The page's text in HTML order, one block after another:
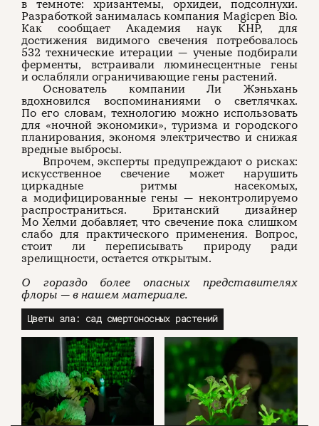
в темноте: хризантемы, орхидеи, подсолнухи.
Разработкой занималась компания Magicpen Bio.
Как сообщает Академия наук КНР, для
достижения видимого свечения потребовалось
532 технические итерации — ученые подбирали
ферменты, встраивали люминесцентные гены
и ослабляли ограничивающие гены растений.
Основатель компании Ли Жэньхань
вдохновился воспоминаниями о светлячках.
По его словам, технологию можно использовать
для «ночной экономики», туризма и городского
планирования, экономя электричество и снижая
вредные выбросы.
Впрочем, эксперты предупреждают о рисках:
искусственное свечение может нарушить
циркадные ритмы насекомых,
а модифицированные гены — неконтролируемо
распространиться. Британский дизайнер
Мо Хелми добавляет, что свечение пока слишком
слабо для практического применения. Вопрос,
стоит ли переписывать природу ради
зрелищности, остается открытым.
О гораздо более опасных представителях
флоры — в нашем материале.
Цветы зла: сад смертоносных растений